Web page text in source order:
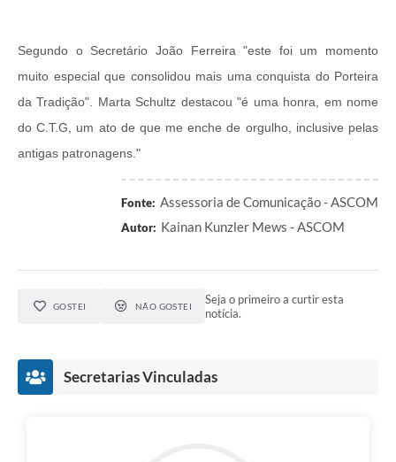
Segundo o Secretário João Ferreira "este foi um momento
muito especial que consolidou mais uma conquista do Porteira
da Tradição". Marta Schultz destacou "é uma honra, em nome
do C.T.G, um ato de que me enche de orgulho, inclusive pelas
antigas patronagens."
Fonte: Assessoria de Comunicação - ASCOM
Autor: Kainan Kunzler Mews - ASCOM
GOSTEI NÃO GOSTEI
Seja o primeiro a curtir esta
notícia.
Secretarias Vinculadas